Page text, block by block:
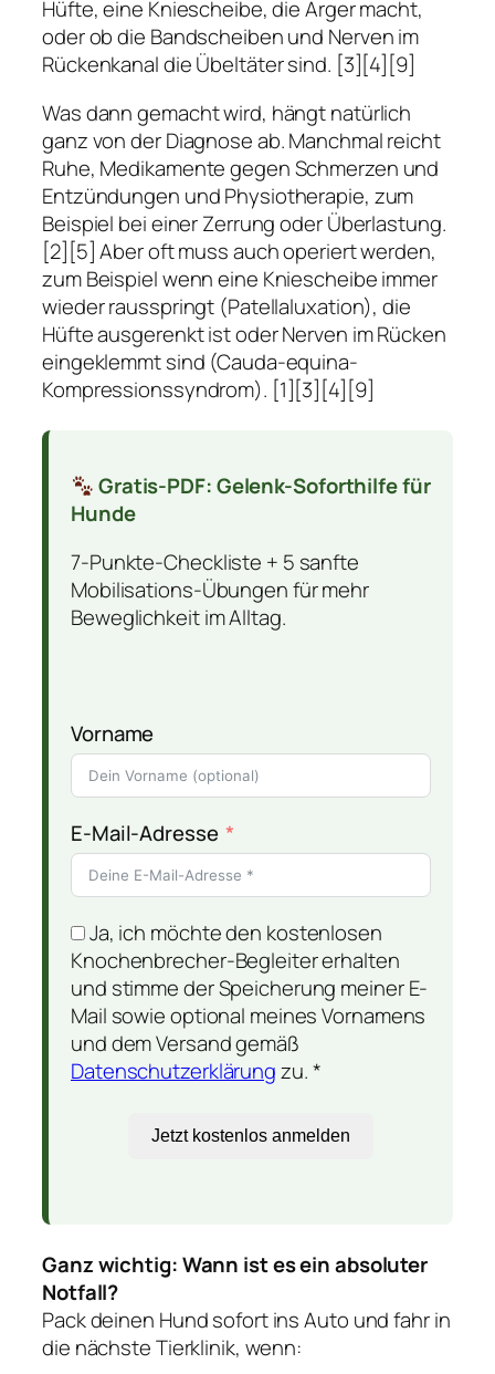
Hüfte, eine Kniescheibe, die Ärger macht,
oder ob die Bandscheiben und Nerven im
Rückenkanal die Übeltäter sind. [3][4][9]
Was dann gemacht wird, hängt natürlich
ganz von der Diagnose ab. Manchmal reicht
Ruhe, Medikamente gegen Schmerzen und
Entzündungen und Physiotherapie, zum
Beispiel bei einer Zerrung oder Überlastung.
[2][5] Aber oft muss auch operiert werden,
zum Beispiel wenn eine Kniescheibe immer
wieder rausspringt (Patellaluxation), die
Hüfte ausgerenkt ist oder Nerven im Rücken
eingeklemmt sind (Cauda-equina-
Kompressionssyndrom). [1][3][4][9]
Gratis-PDF: Gelenk-Soforthilfe für
Hunde
7-Punkte-Checkliste + 5 sanfte
Mobilisations-Übungen für mehr
Beweglichkeit im Alltag.
Vorname
E-Mail-Adresse
Ja, ich möchte den kostenlosen
Knochenbrecher-Begleiter erhalten
und stimme der Speicherung meiner E-
Mail sowie optional meines Vornamens
und dem Versand gemäß
Datenschutzerklärungzu. *
Jetzt kostenlos anmelden
Ganz wichtig: Wann ist es ein absoluter
Notfall?
Pack deinen Hund sofort ins Auto und fahr in
die nächste Tierklinik, wenn: